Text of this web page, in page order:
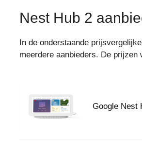
Nest Hub 2
In de onderstaande
meerdere aanbieders. De prijzen
Google Nest